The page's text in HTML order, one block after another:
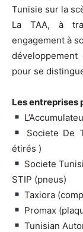
Tunisie sur la
La TAA, à
engagement à
pour se
Les entreprises
Societe De
étirés )
Societe
STIP (pneus)
Taxiora
Promax
Tunisian